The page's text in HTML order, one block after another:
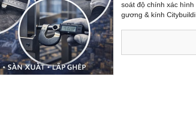
soát độ chính xác
gương & kính